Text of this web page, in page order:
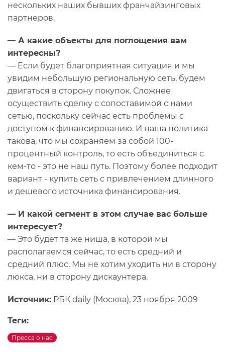
нескольких наших бывших франчайзинговых
партнеров.
— А какие объекты для поглощения вам
интересны?
— Если будет благоприятная ситуация и мы
увидим небольшую региональную сеть, будем
двигаться в сторону покупок. Сложнее
осуществить сделку с сопоставимой с нами
сетью, поскольку сейчас есть проблемы с
доступом к финансированию. И наша политика
такова, что мы сохраняем за собой 100-
процентный контроль, то есть объединиться с
кем-то - это не наш путь. Поэтому более подходит
вариант - купить сеть с привлечением длинного
и дешевого источника финансирования.
— И какой сегмент в этом случае вас больше
интересует?
— Это будет та же ниша, в которой мы
располагаемся сейчас, то есть средний и
средний плюс. Мы не хотим уходить ни в сторону
люкса, ни в сторону дискаунтера.
Источник: РБК daily (Москва), 23 ноября 2009
Теги:
Пресса о нас